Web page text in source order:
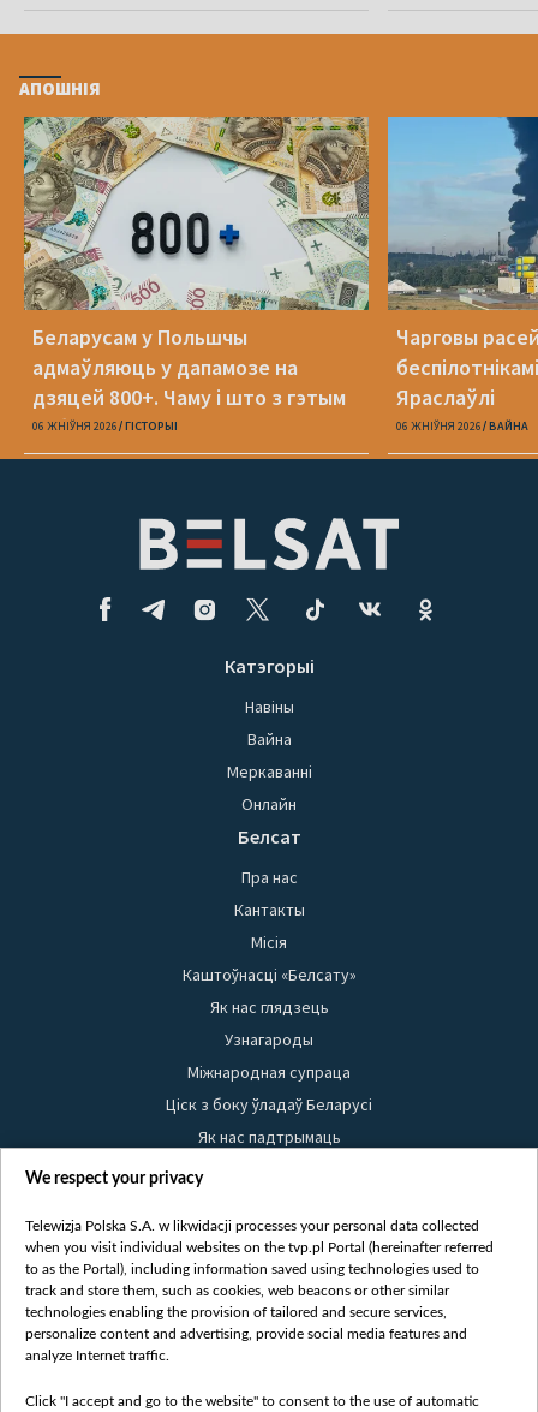
АПОШНІЯ
Беларусам у Польшчы
адмаўляюць у дапамозе на
дзяцей 800+. Чаму і што з гэтым
рабіць?
06 ЖНІЎНЯ 2026 ГІСТОРЫІ
Чарговы
Яраслаўлі
06 ЖНІЎНЯ 2026 ВАЙНА
Катэгорыі
Навіны
Вайна
Меркаванні
Онлайн
Белсат
Пра нас
Кантакты
Місія
Каштоўнасці «Белсату»
Як нас глядзець
Узнагароды
Міжнародная супраца
Ціск з боку ўладаў Беларусі
Як нас падтрымаць
Правілы выкарыстання матэрыялаў
Бяспека
Youtube
Белсат news
Белсат Shorts
Жэстачайшы мульт
We respect your privacy
Telewizja Polska S.A. w likwidacji processes your personal data collected
when you visit individual websites on the tvp.pl Portal (hereinafter referred
to as the Portal), including information saved using technologies used to
track and store them, such as cookies, web beacons or other similar
technologies enabling the provision of tailored and secure services,
personalize content and advertising, provide social media features and
analyze Internet traffic.
Click "I accept and go to the website" to consent to the use of automatic